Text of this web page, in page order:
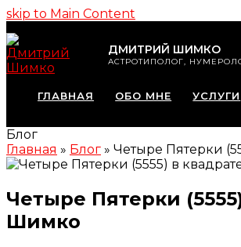
skip to Main Content
ДМИТРИЙ ШИМКО
АСТРОТИПОЛОГ,
ГЛАВНАЯ ОБО МНЕ УСЛУГИ
Блог
Главная » Блог » Четыре Пятерки
Четыре Пятерки
Шимко